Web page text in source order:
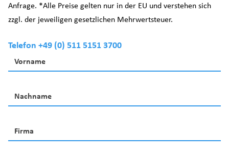
Anfrage. *Alle Preise gelten nur in der EU und verstehen sich
zzgl. der jeweiligen gesetzlichen Mehrwertsteuer.
Telefon +49 (0) 511 5151 3700
Vorname
Nachname
Firma